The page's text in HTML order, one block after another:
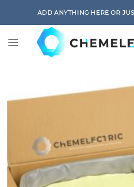
ADD ANYTHING HERE OR